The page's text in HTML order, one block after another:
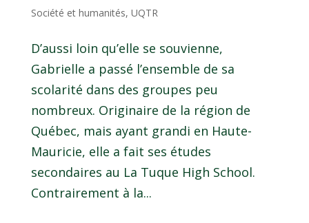
Société et humanités, UQTR
D’aussi loin qu’elle se souvienne,
Gabrielle a passé l’ensemble de sa
scolarité dans des groupes peu
nombreux. Originaire de la région de
Québec, mais ayant grandi en Haute-
Mauricie, elle a fait ses études
secondaires au La Tuque High School.
Contrairement à la...